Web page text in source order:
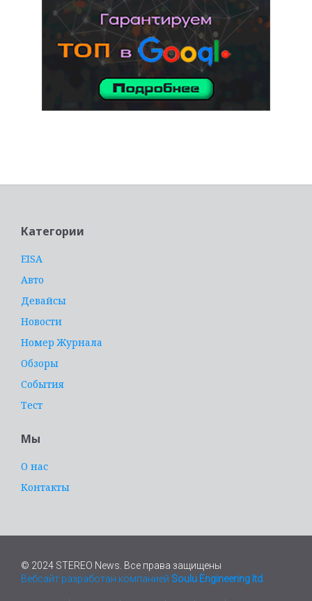
Категории
EISA
Авто
Девайсы
Новости
Номер Журнала
Обзоры
События
Тест
Мы
О нас
Контакты
© 2024 STEREO News. Все права защищены
Вебсайт разработан компанией Soulu Engineering ltd.